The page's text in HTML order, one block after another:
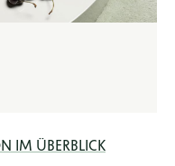
IM ÜBERBLICK